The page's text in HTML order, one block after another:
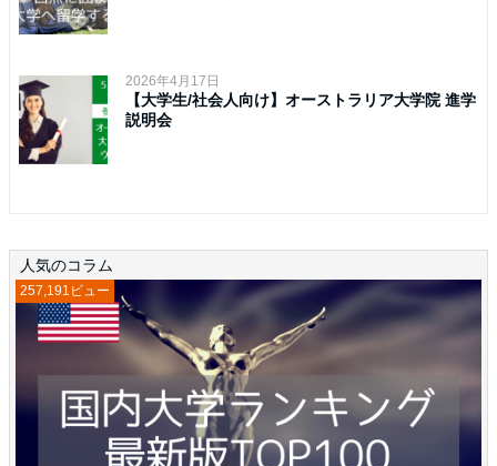
2026年4月17日
【大学生/社会人向け】オーストラリア大学院 進学
説明会
人気のコラム
257,191ビュー